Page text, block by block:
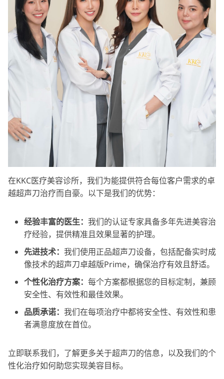
在KKC医疗美容诊所，我们为能提供符合每位客户需求的卓
越超声刀治疗而自豪。以下是我们的优势：
经验丰富的医生： 我们的认证专家具备多年先进美容治
疗经验，提供精准且效果显著的护理。
先进技术： 我们使用正品超声刀设备，包括配备实时成
像技术的超声刀卓越版Prime，确保治疗有效且舒适。
个性化治疗方案： 每个方案都根据您的目标定制，兼顾
安全性、有效性和最佳效果。
品质承诺： 我们在每项治疗中都将安全性、有效性和患
者满意度放在首位。
立即联系我们，了解更多关于超声刀的信息，以及我们的个
性化治疗如何助您实现美容目标。